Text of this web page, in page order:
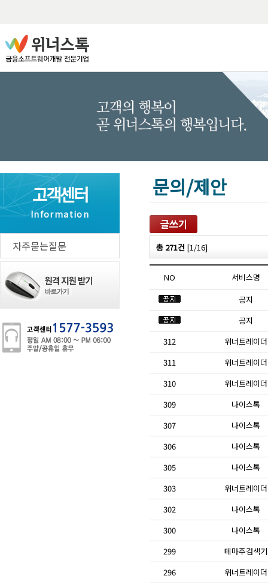
알
위
나
고객센터
Information
자주묻는질문
문의/제안
총 271건 [1/16]
NO
서비스명
공지
공지
312
위너트레이더
311
위너트레이더
310
위너트레이더
309
나이스톡
307
나이스톡
306
나이스톡
305
나이스톡
303
위너트레이더
302
나이스톡
300
나이스톡
299
테마주검색기
296
위너트레이더